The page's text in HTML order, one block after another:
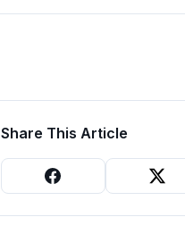
Share This Article